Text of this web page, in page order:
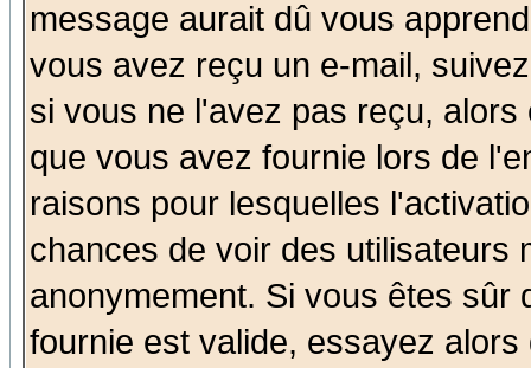
message aurait dû vous
vous avez reçu un e-mail,
si vous ne l'avez pas reçu,
que vous avez fournie lors de
raisons pour lesquelles
chances de voir des utilisateurs
anonymement. Si vous êtes sûr
fournie est valide, essayez